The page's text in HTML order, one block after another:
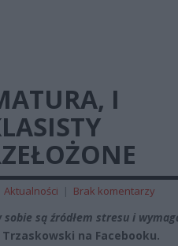
I
Aktualności | Brak komentarzy
są źródłem stresu i
na Facebooku.